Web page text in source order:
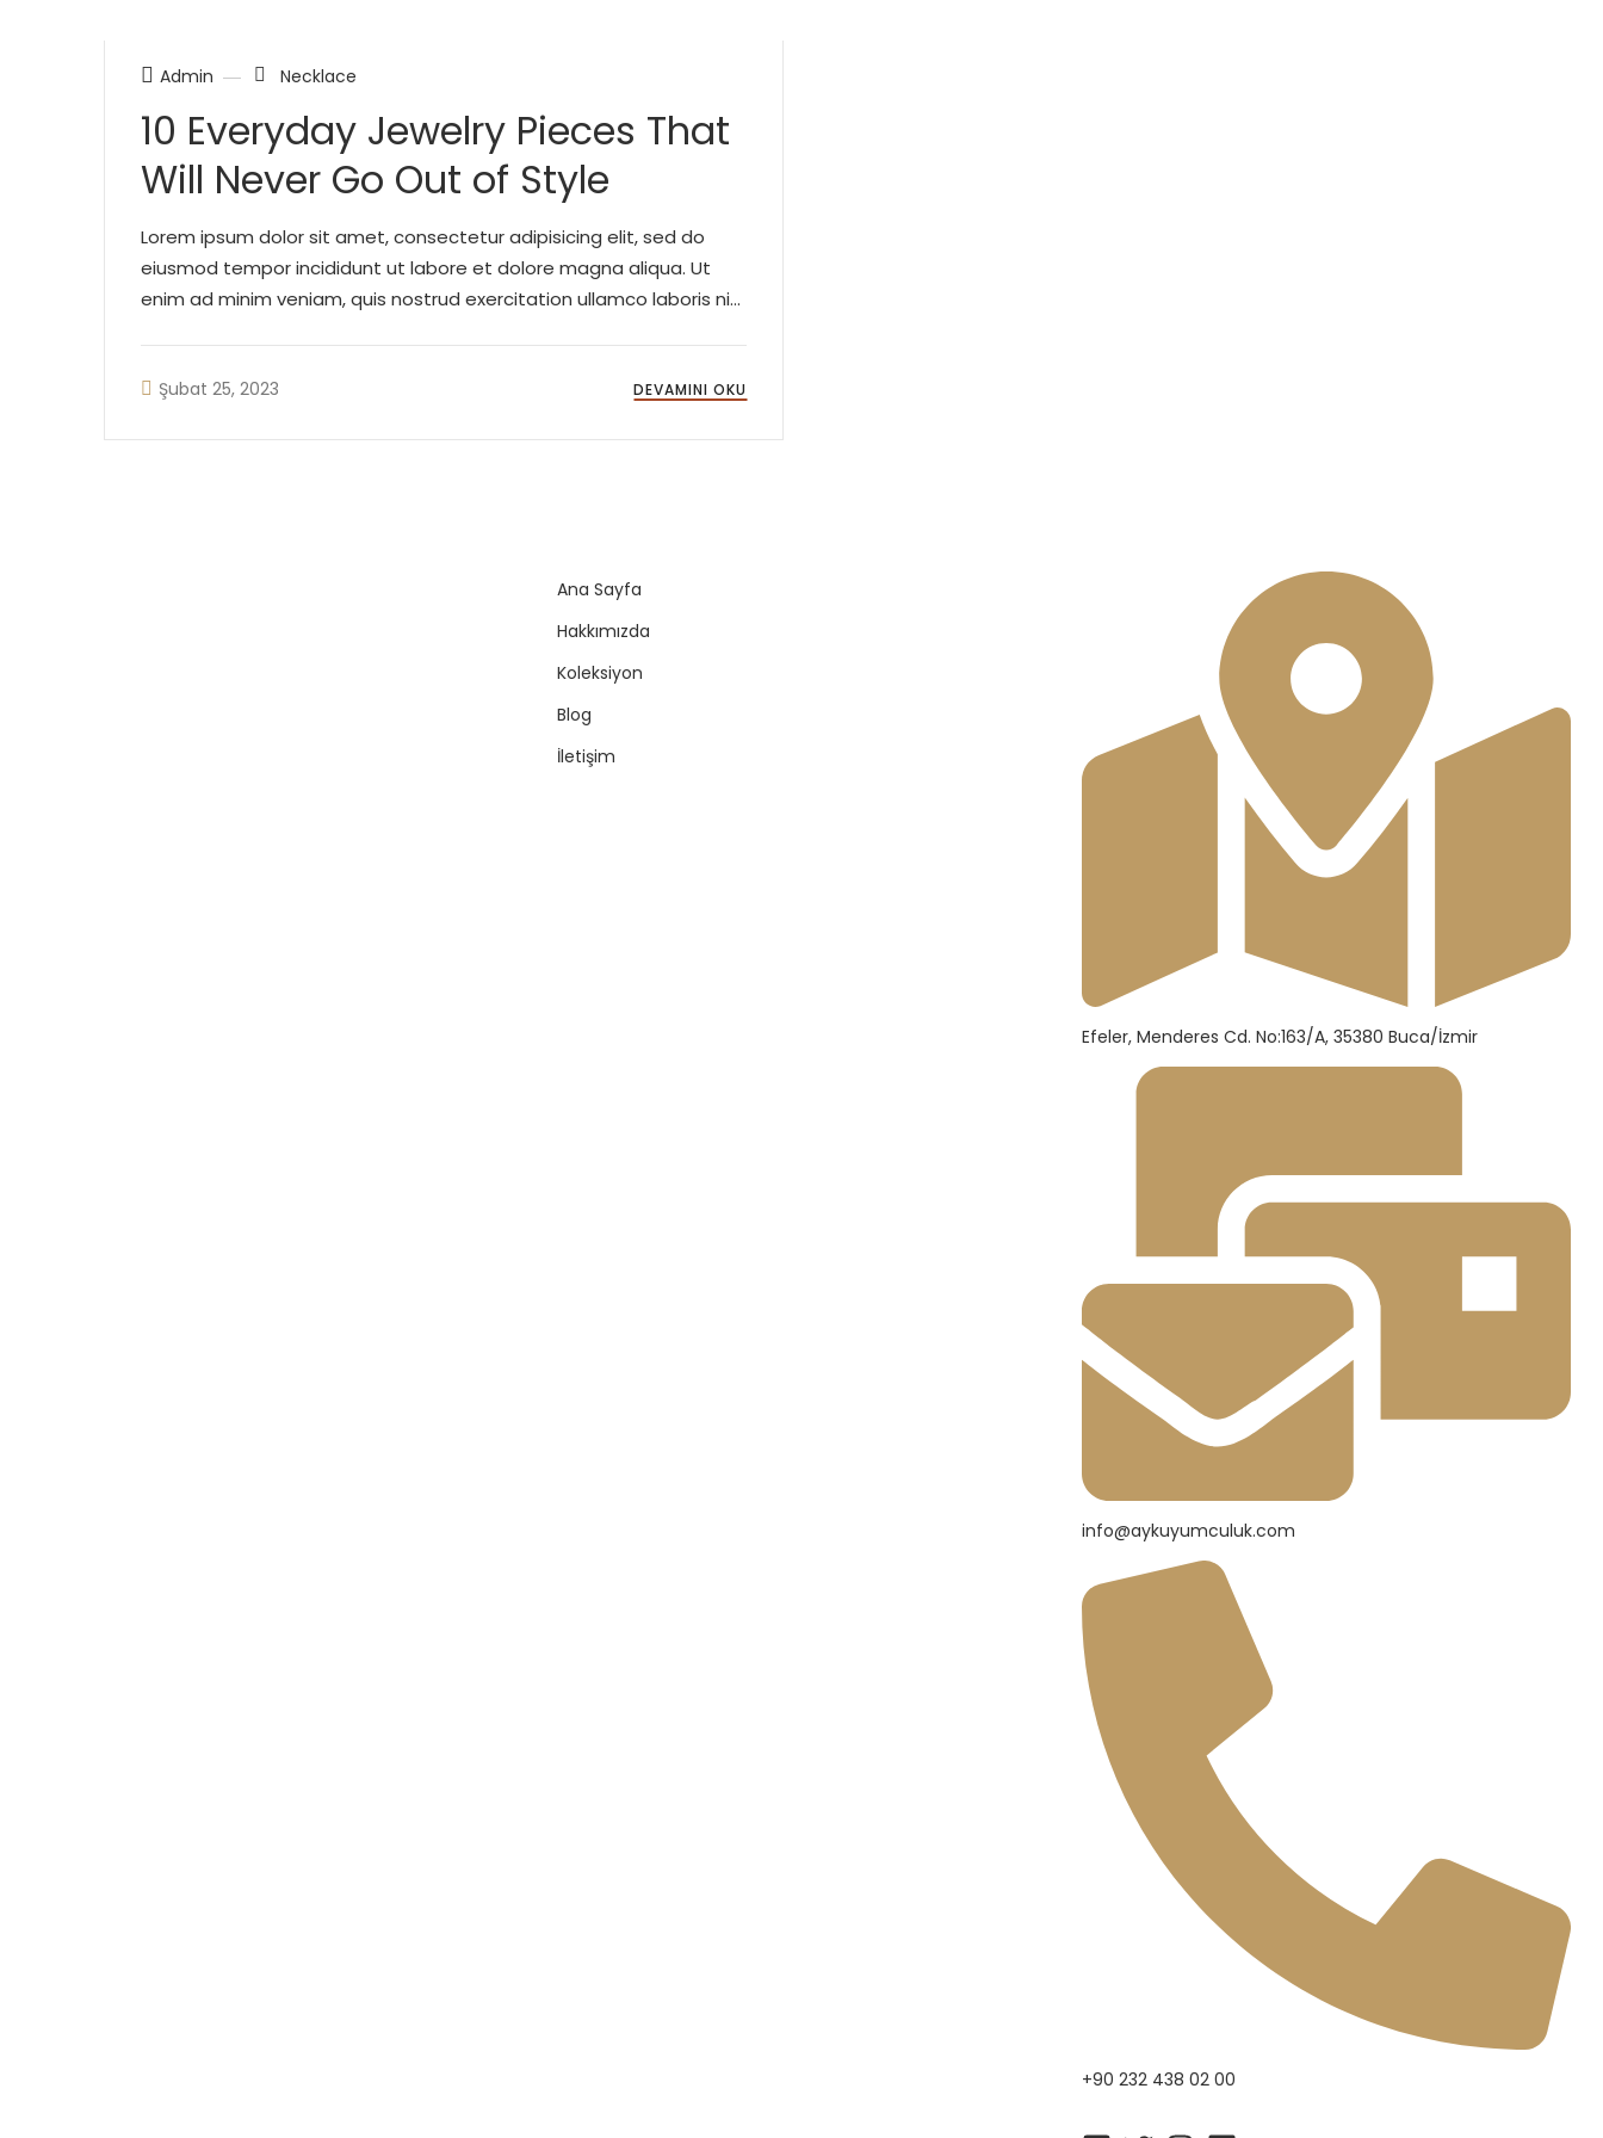
Admin Necklace
10 Everyday Jewelry Pieces That
Will Never Go Out of Style
Lorem ipsum dolor sit amet, consectetur adipisicing elit, sed do
eiusmod tempor incididunt ut labore et dolore magna aliqua. Ut
enim ad minim veniam, quis nostrud exercitation ullamco laboris nisi
Şubat 25, 2023 DEVAMINI OKU
Ana Sayfa
Hakkımızda
Koleksiyon
Blog
İletişim
Efeler, Menderes Cd. No:163/A, 35380 Buca/İzmir
info@aykuyumculuk.com
+90 232 438 02 00